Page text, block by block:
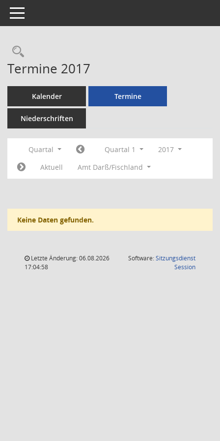
Toggle navigation
Rechercheauswahl
Termine 2017
Kalender Termine
Niederschriften
Quartal Quartal 1
2017
Aktuell
Amt Darß/Fischland
Keine Daten gefunden.
Letzte Änderung: 06.08.2026
17:04:58
Software:Sitzungsdienst
Session(Wird in